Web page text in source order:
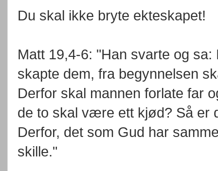
Du skal ikke bryte ekteskapet!
Matt 19,4-6: "Han svarte og
skapte dem, fra begynnelsen
Derfor skal mannen forlate far
de to skal være ett kjød? Så er
Derfor, det som Gud har
skille."